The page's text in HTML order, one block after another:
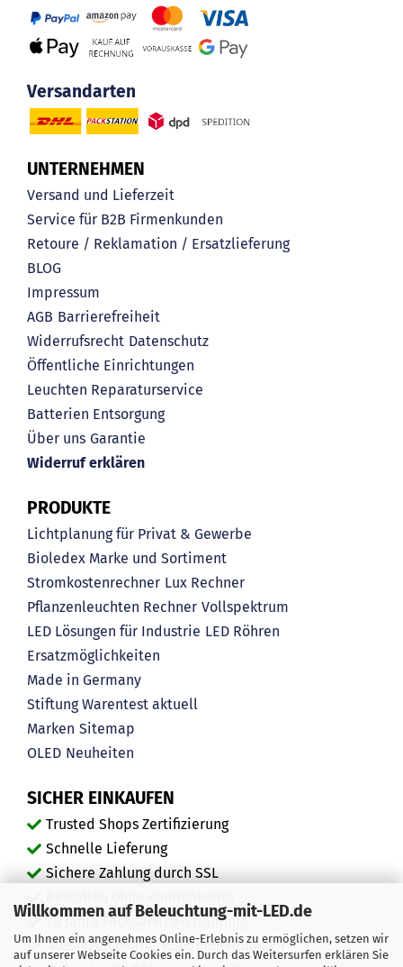
Willkommen auf Beleuchtung-mit-LED.de
Um Ihnen ein angenehmes Online-Erlebnis zu ermöglichen, setzen wir
auf unserer Webseite Cookies ein. Durch das Weitersurfen erklären Sie
Versandarten
UNTERNEHMEN
Versand und Lieferzeit
Service für B2B Firmenkunden
Retoure / Reklamation / Ersatzlieferung
BLOG
Impressum
AGB Barrierefreiheit
Widerrufsrecht Datenschutz
Öffentliche Einrichtungen
Leuchten Reparaturservice
Batterien Entsorgung
Über uns Garantie
Widerruf erklären
PRODUKTE
Lichtplanung für Privat & Gewerbe
Bioledex Marke und Sortiment
Stromkostenrechner Lux Rechner
Pflanzenleuchten Rechner Vollspektrum
LED Lösungen für Industrie LED Röhren
Ersatzmöglichkeiten
Made in Germany
Stiftung Warentest aktuell
Marken Sitemap
OLED Neuheiten
SICHER EINKAUFEN
Trusted Shops Zertifizierung
Schnelle Lieferung
Sichere Zahlung durch SSL
20 Jahre Fachservice-Erfahrung
"Ausgezeichnete" Kundenmeinungen